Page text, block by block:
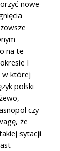
nowe
na te
I
w której
polski
czy
że
sytacji